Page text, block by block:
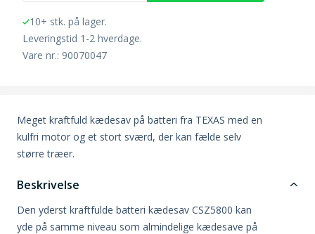
10+ stk. på lager.
Leveringstid 1-2 hverdage.
Vare nr.: 90070047
Meget kraftfuld kædesav på batteri fra TEXAS med en
kulfri motor og et stort sværd, der kan fælde selv
større træer.
Beskrivelse
Den yderst kraftfulde batteri kædesav CSZ5800 kan
yde på samme niveau som almindelige kædesave på